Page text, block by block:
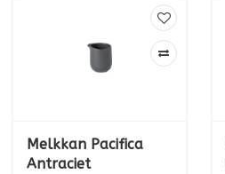
Melkkan Pacifica
Antraciet